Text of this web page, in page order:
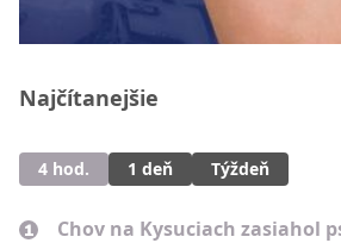
Najčítanejšie
4 hod. 1 deň Týždeň
Chov na Kysuciach zasiahol